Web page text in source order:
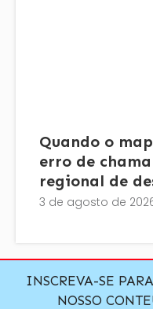
Quando o
erro de
regional de
3 de agosto de
INSCREVA-SE
NOSSO